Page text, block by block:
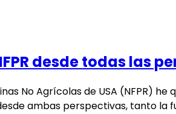
desde todas las
No Agrícolas de USA (NFPR)
ambas perspectivas, tanto la